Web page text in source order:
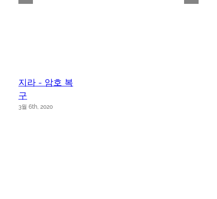
지라 - 암호 복
구
3월 6th, 2020